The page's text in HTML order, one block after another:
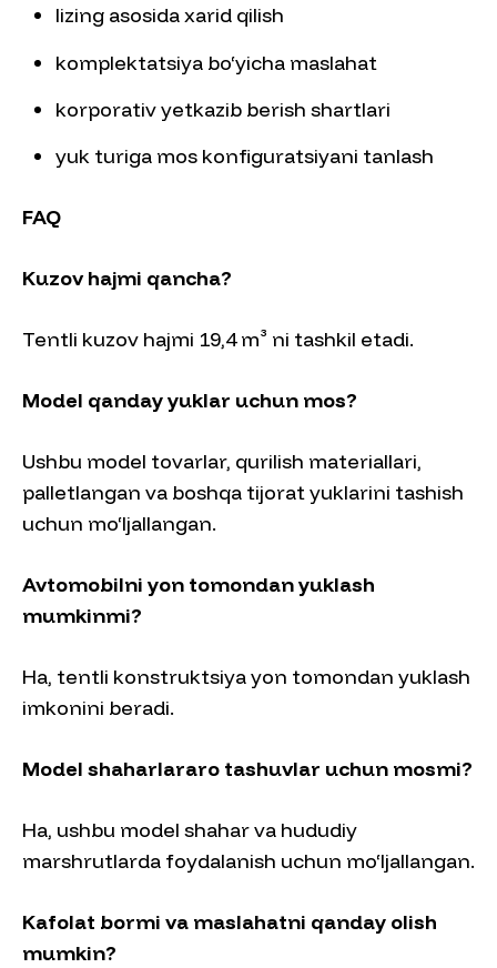
lizing asosida xarid qilish
komplektatsiya bo‘yicha maslahat
korporativ yetkazib berish shartlari
yuk turiga mos konfiguratsiyani tanlash
FAQ
Kuzov hajmi qancha?
Tentli kuzov hajmi 19,4 m³ ni tashkil etadi.
Model qanday yuklar uchun mos?
Ushbu model tovarlar, qurilish materiallari,
palletlangan va boshqa tijorat yuklarini tashish
uchun mo‘ljallangan.
Avtomobilni yon tomondan yuklash
mumkinmi?
Ha, tentli konstruktsiya yon tomondan yuklash
imkonini beradi.
Model shaharlararo tashuvlar uchun mosmi?
Ha, ushbu model shahar va hududiy
marshrutlarda foydalanish uchun mo‘ljallangan.
Kafolat bormi va maslahatni qanday olish
mumkin?